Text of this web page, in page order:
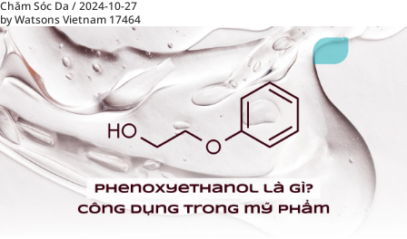
Chăm Sóc Da /2024-10-27
by Watsons Vietnam 17464